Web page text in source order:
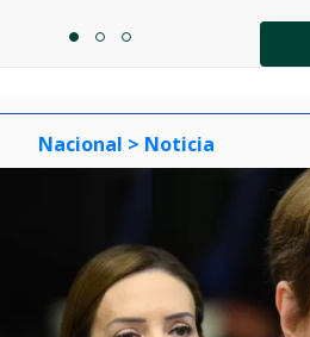
itemitemitem
Nacional > Noticia